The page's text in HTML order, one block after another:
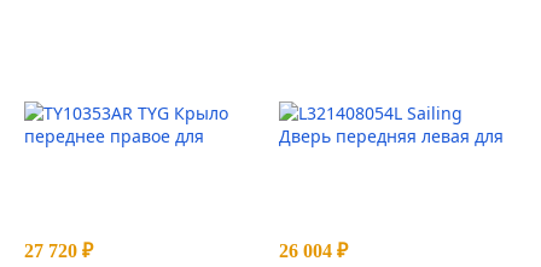
27 720 ₽ 26 004 ₽